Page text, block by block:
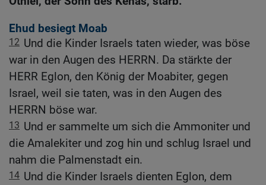
Ehud besiegt Moab
12 Und die Kinder Israels taten wieder, was böse
war in den Augen des HERRN. Da stärkte der
HERR Eglon, den König der Moabiter, gegen
Israel, weil sie taten, was in den Augen des
HERRN böse war.
13 Und er sammelte um sich die Ammoniter und
die Amalekiter und zog hin und schlug Israel und
nahm die Palmenstadt ein.
14 Und die Kinder Israels dienten Eglon, dem